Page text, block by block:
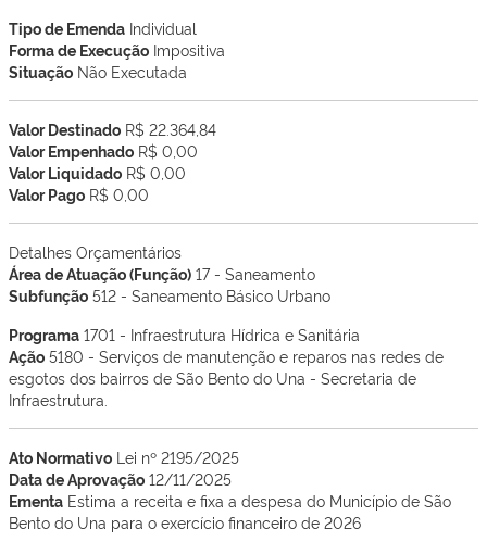
Tipo de Emenda Individual
Forma de Execução Impositiva
Situação Não Executada
Valor Destinado R$ 22.364,84
Valor Empenhado R$ 0,00
Valor Liquidado R$ 0,00
Valor Pago R$ 0,00
Detalhes Orçamentários
Área de Atuação (Função) 17 - Saneamento
Subfunção 512 - Saneamento Básico Urbano
Programa 1701 - Infraestrutura Hídrica e Sanitária
Ação 5180 - Serviços de manutenção e reparos nas redes de
esgotos dos bairros de São Bento do Una - Secretaria de
Infraestrutura.
Ato Normativo Lei nº 2195/2025
Data de Aprovação 12/11/2025
Ementa Estima a receita e fixa a despesa do Município de São
Bento do Una para o exercício financeiro de 2026